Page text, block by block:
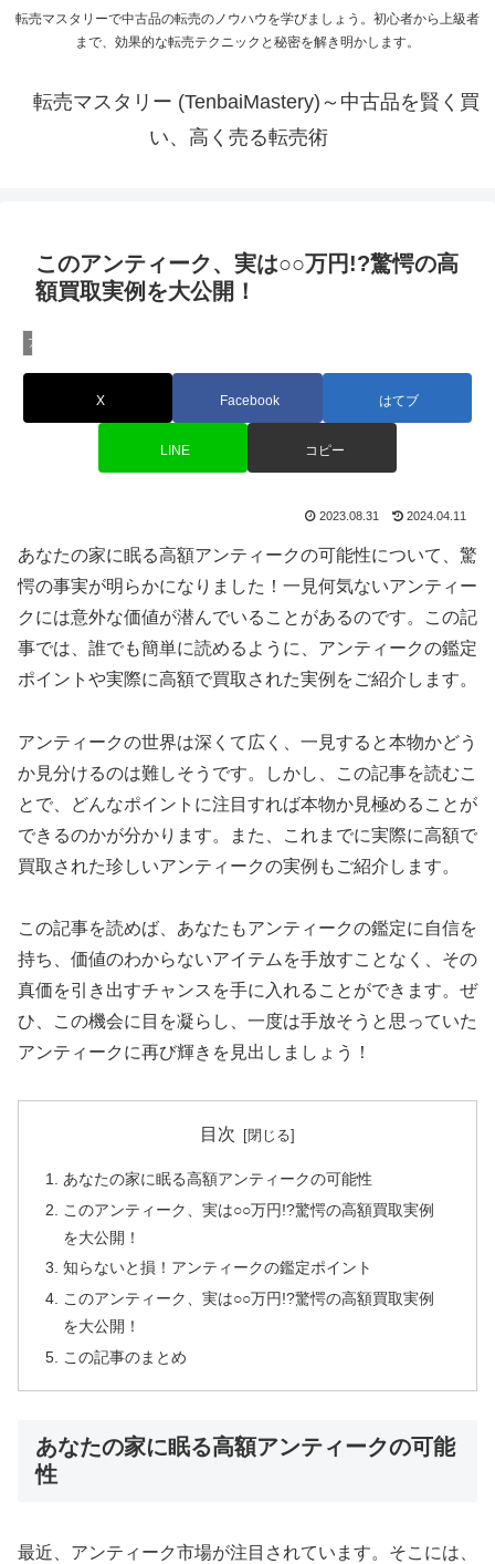
転売マスタリーで中古品の転売のノウハウを学びましょう。初心者から上級者
まで、効果的な転売テクニックと秘密を解き明かします。
転売マスタリー (TenbaiMastery)～中古品を賢く買
い、高く売る転売術
このアンティーク、実は○○万円!?驚愕の高
額買取実例を大公開！
アンティーク・コレクタブルの転売
X Facebook はてブ
LINE コピー
2023.08.31 2024.04.11
あなたの家に眠る高額アンティークの可能性について、驚
愕の事実が明らかになりました！一見何気ないアンティー
クには意外な価値が潜んでいることがあるのです。この記
事では、誰でも簡単に読めるように、アンティークの鑑定
ポイントや実際に高額で買取された実例をご紹介します。
アンティークの世界は深くて広く、一見すると本物かどう
か見分けるのは難しそうです。しかし、この記事を読むこ
とで、どんなポイントに注目すれば本物か見極めることが
できるのかが分かります。また、これまでに実際に高額で
買取された珍しいアンティークの実例もご紹介します。
この記事を読めば、あなたもアンティークの鑑定に自信を
持ち、価値のわからないアイテムを手放すことなく、その
真価を引き出すチャンスを手に入れることができます。ぜ
ひ、この機会に目を凝らし、一度は手放そうと思っていた
アンティークに再び輝きを見出しましょう！
目次
あなたの家に眠る高額アンティークの可能性
このアンティーク、実は○○万円!?驚愕の高額買取実例
を大公開！
知らないと損！アンティークの鑑定ポイント
このアンティーク、実は○○万円!?驚愕の高額買取実例
を大公開！
この記事のまとめ
あなたの家に眠る高額アンティークの可能
性
最近、アンティーク市場が注目されています。そこには、